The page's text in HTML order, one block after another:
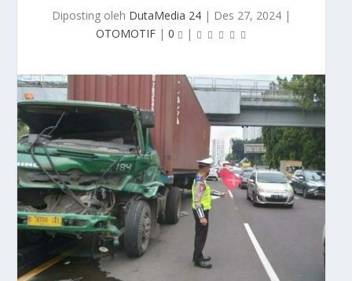
Diposting oleh DutaMedia 24 | Des 27, 2024 |
OTOMOTIF| 0 |